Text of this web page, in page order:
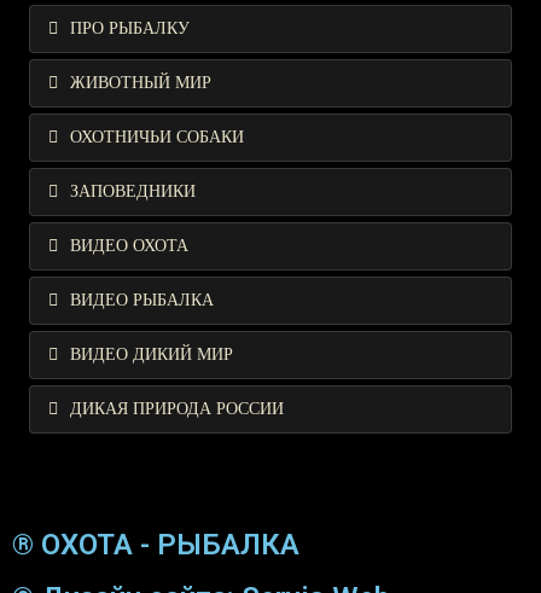
ПРО РЫБАЛКУ
ЖИВОТНЫЙ МИР
ОХОТНИЧЬИ СОБАКИ
ЗАПОВЕДНИКИ
ВИДЕО ОХОТА
ВИДЕО РЫБАЛКА
ВИДЕО ДИКИЙ МИР
ДИКАЯ ПРИРОДА РОССИИ
® ОХОТА - РЫБАЛКА